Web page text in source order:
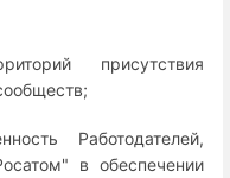
присутствия
Работодателей,
в обеспечении